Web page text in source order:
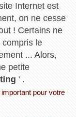
Internet est
on ne cesse
! Certains ne
compris le
... Alors,
petite
' .
pour votre